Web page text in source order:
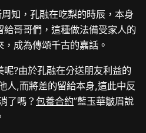
知，孔融在吃梨的時辰，本身
哥哥們，這種做法備受家人的
，成為傳頌千古的嘉話。
?由於孔融在分送朋友利益的
人,而將差的留給本身,這此中反
了嗎？包養合約”藍玉華皺眉說